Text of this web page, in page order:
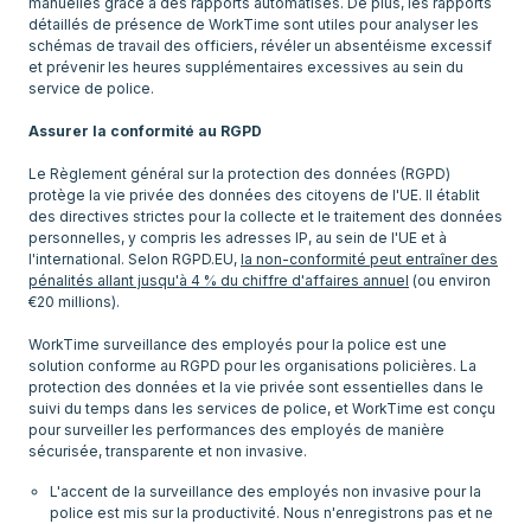
détaillés de présence de WorkTime sont utiles pour analyser les
schémas de travail des officiers, révéler un absentéisme excessif
et prévenir les heures supplémentaires excessives au sein du
service de police.
Assurer la conformité au RGPD
Le Règlement général sur la protection des données (RGPD)
protège la vie privée des données des citoyens de l'UE. Il établit
des directives strictes pour la collecte et le traitement des données
personnelles, y compris les adresses IP, au sein de l'UE et à
l'international. Selon RGPD.EU, la non-conformité peut entraîner des
pénalités allant jusqu'à 4 % du chiffre d'affaires annuel (ou environ
€20 millions).
WorkTime surveillance des employés pour la police est une
solution conforme au RGPD pour les organisations policières. La
protection des données et la vie privée sont essentielles dans le
suivi du temps dans les services de police, et WorkTime est conçu
pour surveiller les performances des employés de manière
L'accent de la surveillance des employés non invasive pour la
police est mis sur la productivité. Nous n'enregistrons pas et ne